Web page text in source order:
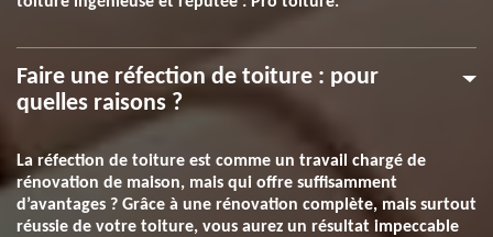
Faire une réfection de toiture : pour
quelles raisons ?
La réfection de toiture est comme un travail chargé de
rénovation de maison, mais qui offre suffisamment
d’avantages ? Grâce à une rénovation complète, mais surtout
réussie de votre toiture, vous aurez un résultat impeccable